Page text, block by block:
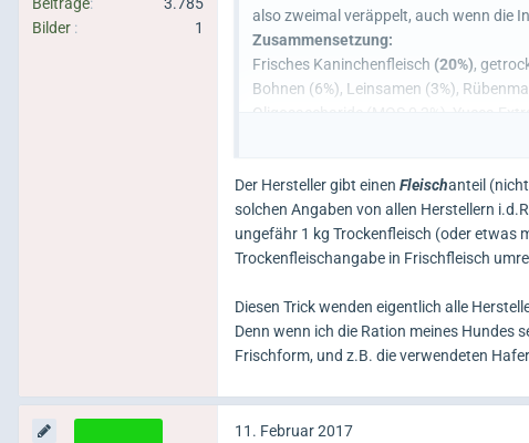
Bilder
1
also zweimal veräppelt, auch wenn die
Zusammensetzung:
Frisches Kaninchenfleisch (20%),
Bohnen (6%), Leinsamen (3%),
Oligosaccharide (MOS 0,2%), Yucca
Der Hersteller gibt einen Fleischanteil (nicht
solchen Angaben von allen Herstellern
ungefähr 1 kg Trockenfleisch (oder etwas
Trockenfleischangabe in Frischfleisch
Diesen Trick wenden eigentlich alle
Denn wenn ich die Ration meines Hundes
Frischform, und z.B. die verwendeten
11. Februar 2017